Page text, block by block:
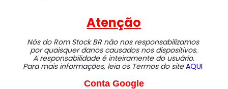
Atenção
Nós do Rom Stock BR não nos responsabilizamos
por quaisquer danos causados nos dispositivos.
A responsabilidade é inteiramente do usuário.
Para mais informações, leia os Termos do site AQUI
Conta Google